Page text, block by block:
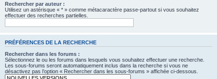
Rechercher par auteur :
Utilisez un astérisque « * » comme métacaractère passe-partout si vous souhaitez
effectuer des recherches partielles.
PRÉFÉRENCES DE LA RECHERCHE
Rechercher dans les forums :
Sélectionnez le ou les forums dans lesquels vous souhaitez effectuer une recherche.
Les sous-forums seront automatiquement inclus dans la recherche si vous ne
désactivez pas l’option « Rechercher dans les sous-forums » affichée ci-dessous.